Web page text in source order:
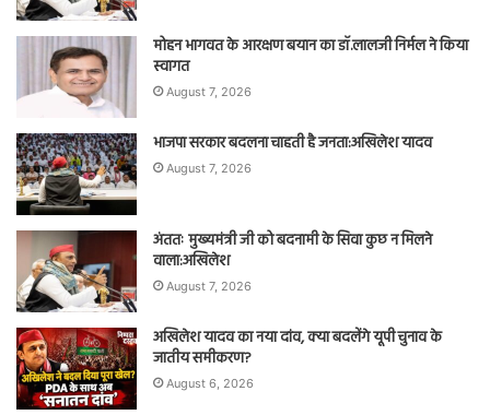
मोहन भागवत के आरक्षण बयान का डॉ.लालजी निर्मल ने किया
स्वागत
August 7, 2026
भाजपा सरकार बदलना चाहती है जनता:अखिलेश यादव
August 7, 2026
अंततः मुख्यमंत्री जी को बदनामी के सिवा कुछ न मिलने
वाला:अखिलेश
August 7, 2026
अखिलेश यादव का नया दांव, क्या बदलेंगे यूपी चुनाव के
जातीय समीकरण?
August 6, 2026